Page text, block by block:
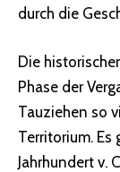
durch die
Die
Phase der
Tauziehen so
Territorium.
Jahrhundert v.